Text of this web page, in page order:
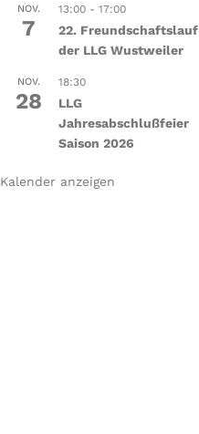
NOV.
7
13:00- 17:00
22. Freundschaftslauf
der LLG Wustweiler
NOV.
28
18:30
LLG
Jahresabschlußfeier
Saison 2026
Kalender anzeigen